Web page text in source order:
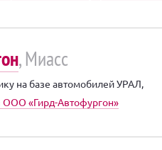
, Миасс
на базе автомобилей УРАЛ,
ООО «Гирд-Автофургон»